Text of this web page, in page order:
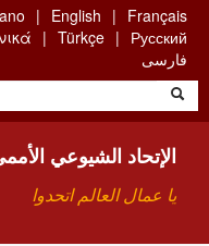
Skip
main
content
Français
English
Русский
Türkçe
فارسی
الإتحاد الشيوعي
يا عمال العالم اتحدوا